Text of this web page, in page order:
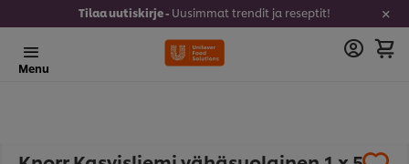
Tilaa uutiskirje - Uusimmat trendit ja reseptit!
Menu